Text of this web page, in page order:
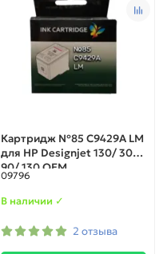
Картридж №85 C9429A LM
для HP Designjet 130/ 30/
90/ 130 OEM
09796
В наличии ✓
2 отзыва